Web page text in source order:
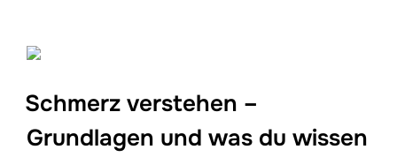
Schmerz verstehen –
Grundlagen und was du wissen